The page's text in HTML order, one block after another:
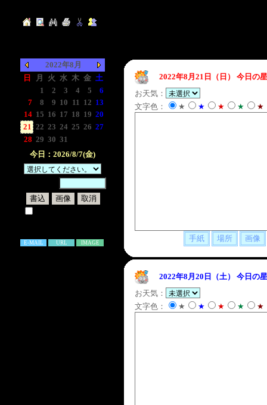
2022年8月
日
月 火 水 木 金 土
1 2 3 4 5
6
7
8 9 10 11 12 13
14 15 16 17 18 19 20
21 22 23 24 25 26 27
28 29 30 31
今日：2026/8/7(金)
E-MAIL URL IMAGE
2022年8月21日（日）
今日の
お天気：
文字色：
★ ★ ★ ★ ★
2022年8月20日（土）
今日の
お天気：
文字色：
★ ★ ★ ★ ★